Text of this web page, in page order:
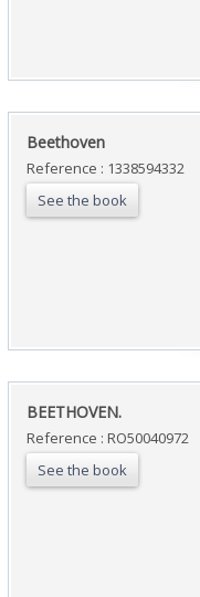
‎Beethoven‎
Reference : 1338594332
See the book
‎BEETHOVEN.‎
Reference : RO50040972
See the book